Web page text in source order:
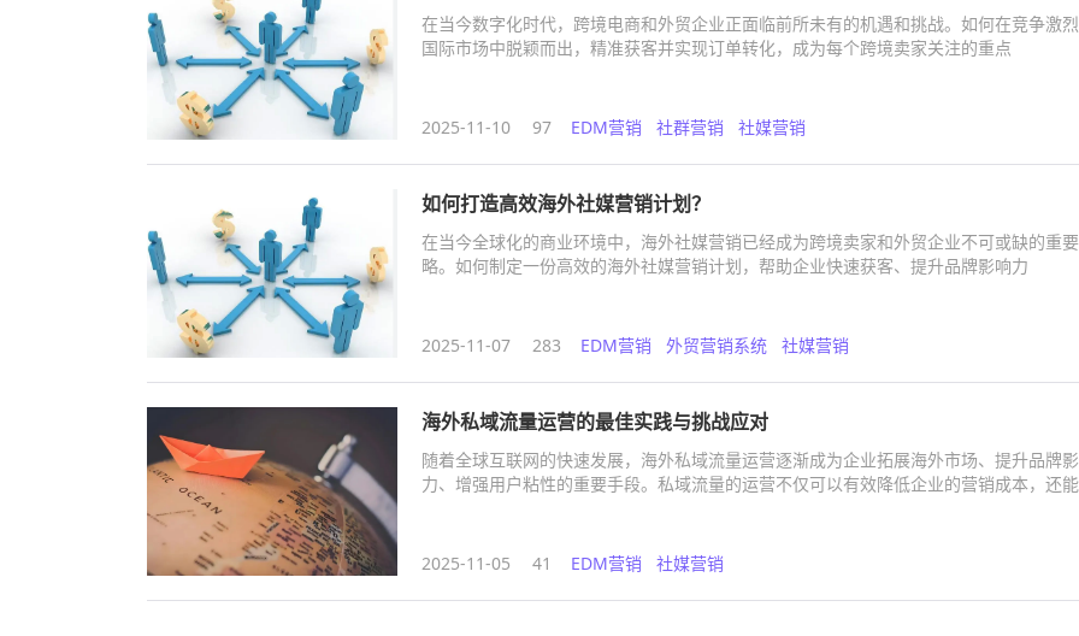
在当今数字化时代，跨境电商和外贸企业正面临前所未有的机遇和挑战。如何在竞争激
国际市场中脱颖而出，精准获客并实现订单转化，成为每个跨境卖家关注的重点
2025-11-10 97 EDM营销 社群营销 社媒营销
如何打造高效海外社媒营销计划？
在当今全球化的商业环境中，海外社媒营销已经成为跨境卖家和外贸企业不可或缺的重
略。如何制定一份高效的海外社媒营销计划，帮助企业快速获客、提升品牌影响力
2025-11-07 283 EDM营销 外贸营销系统 社媒营销
海外私域流量运营的最佳实践与挑战应对
随着全球互联网的快速发展，海外私域流量运营逐渐成为企业拓展海外市场、提升品牌
力、增强用户粘性的重要手段。私域流量的运营不仅可以有效降低企业的营销成本，还能
2025-11-05
41 EDM营销 社媒营销